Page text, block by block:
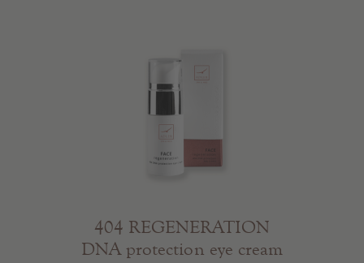
404 REGENERATION
DNA protection eye cream